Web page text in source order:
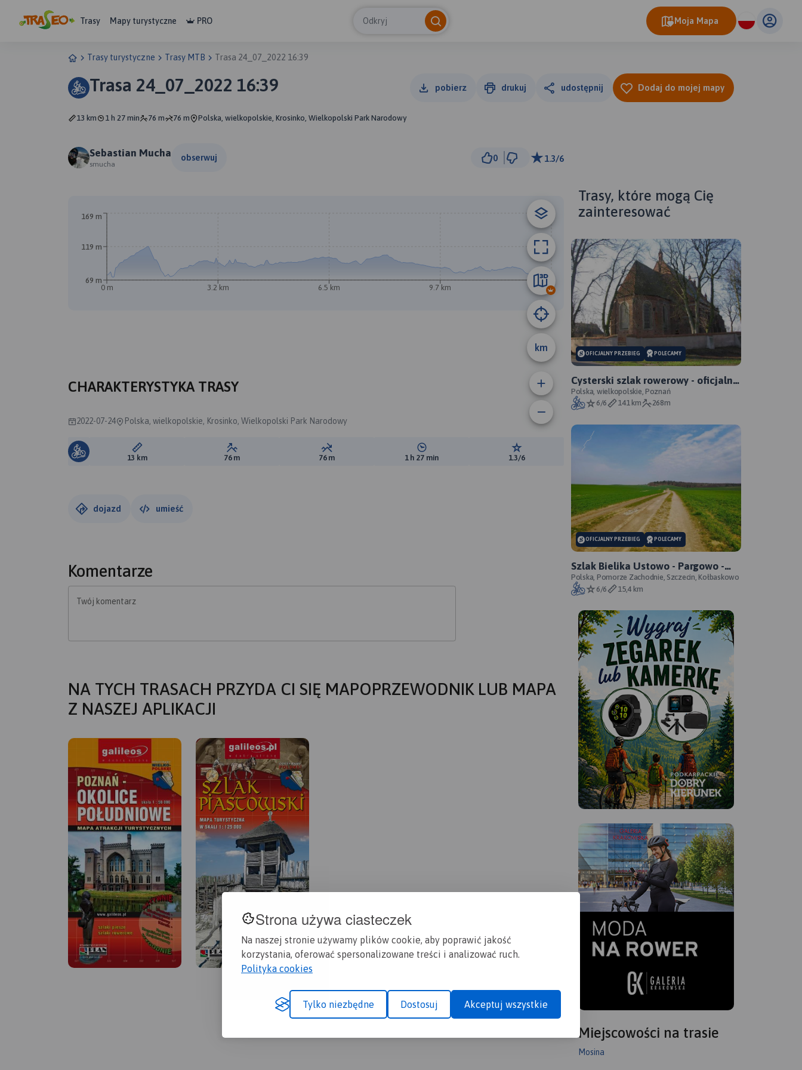
Strona używa ciasteczek
Na naszej stronie używamy plików cookie, aby poprawić jakość
korzystania, oferować spersonalizowane treści i analizować ruch.
Polityka cookies
Tylko niezbędne Dostosuj Akceptuj wszystkie
Trasy Mapy turystyczne PRO Odkryj Moja Mapa
Trasy turystyczne Trasy MTB Trasa 24_07_2022 16:39
Trasa 24_07_2022 16:39 pobierz drukuj udostępnij Dodaj do mojej mapy
13 km 1 h 27 min 76 m 76 m Polska, wielkopolskie, Krosinko, Wielkopolski Park Narodowy
Sebastian Mucha
smucha
obserwuj 0 1.3/6
km
0 m 3.2 km 6.5 km 9.7 km 13 km
69 m
119 m
169 m
CHARAKTERYSTYKA TRASY
2022-07-24 Polska, wielkopolskie, Krosinko, Wielkopolski Park Narodowy
Długość trasy:
13 km Suma przewyższeń:
76 m Suma spadków:
76 m Średni czas potrzebny na pokonanie trasy:
1 h 27 min Ocena trasy:
1.3/6
dojazd umieść
Komentarze
Twój komentarz
NA TYCH TRASACH PRZYDA CI SIĘ MAPOPRZEWODNIK LUB MAPA
Z NASZEJ APLIKACJI
Trasy, które mogą Cię
zainteresować
OFICJALNY PRZEBIEG POLECAMY
Cysterski szlak rowerowy - oficjalny
przebieg
Polska, wielkopolskie, Poznań
6/6
141 km 268m
OFICJALNY PRZEBIEG POLECAMY
Szlak Bielika Ustowo - Pargowo -
przebieg oficjalny
Polska, Pomorze Zachodnie, Szczecin, Kołbaskowo
6/6
15,4 km
Miejscowości na trasie
Mosina